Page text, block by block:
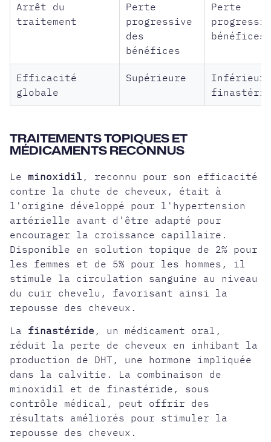
Arrêt du
traitement
Perte
progressive
des
bénéfices
Perte
bénéfices
Efficacité
globale
Supérieure
TRAITEMENTS TOPIQUES ET
MÉDICAMENTS RECONNUS
Le minoxidil , reconnu pour son efficacité
contre la chute de cheveux, était à
l'origine développé pour l'hypertension
artérielle avant d'être adapté pour
encourager la croissance capillaire.
Disponible en solution topique de 2% pour
les femmes et de 5% pour les hommes, il
stimule la circulation sanguine au niveau
du cuir chevelu, favorisant ainsi la
repousse des cheveux.
La finastéride , un médicament oral,
réduit la perte de cheveux en inhibant la
production de DHT, une hormone impliquée
dans la calvitie . La combinaison de
minoxidil et de finastéride, sous
contrôle médical, peut offrir des
résultats améliorés pour stimuler la
repousse des cheveux.